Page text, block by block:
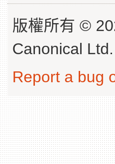
版權所有 ©
Canonical
Report a bug